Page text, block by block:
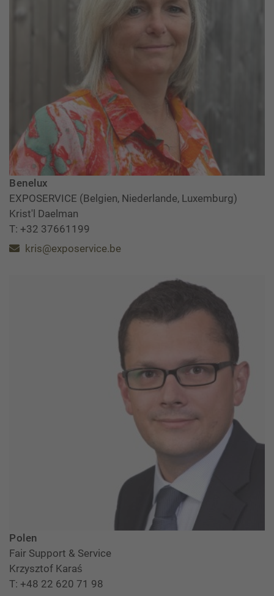
Benelux
EXPOSERVICE (Belgien, Niederlande, Luxemburg)
Krist'l Daelman
T: +32 37661199
kris@exposervice.be
Polen
Fair Support & Service
Krzysztof Karaś
T: +48 22 620 71 98